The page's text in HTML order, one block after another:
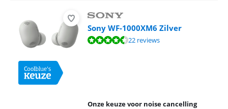
Sony WF-1000XM6 Zilver
Beoordeling is 8,5 van de 10, gebaseerd op 22 reviews.
22 reviews
Onze keuze voor noise cancelling